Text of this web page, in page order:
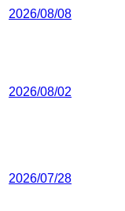
2026/08/08
2026/08/02
2026/07/28